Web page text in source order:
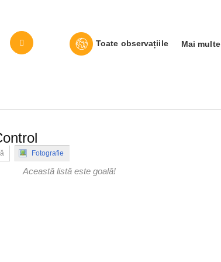
Toate observațiile Mai multe
Fotografie
Această listă este goală!